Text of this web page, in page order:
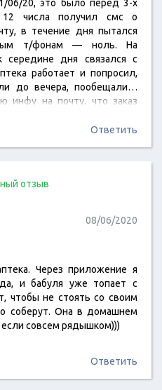
06/20, это было перед 3-х
12 числа получил смс о
в течение дня пытался
т/фонам — ноль. На
дня связался с
работает и попросил,
до вечера, пообещали…
инфу на почту, что заказ
на сотню… Короче, понял,
Ответить
отзыв
08/06/2020
Через приложение я
и бабуля уже топает с
чтобы не стоять со своим
соберут. Она в домашнем
если совсем рядышком)))
Ответить